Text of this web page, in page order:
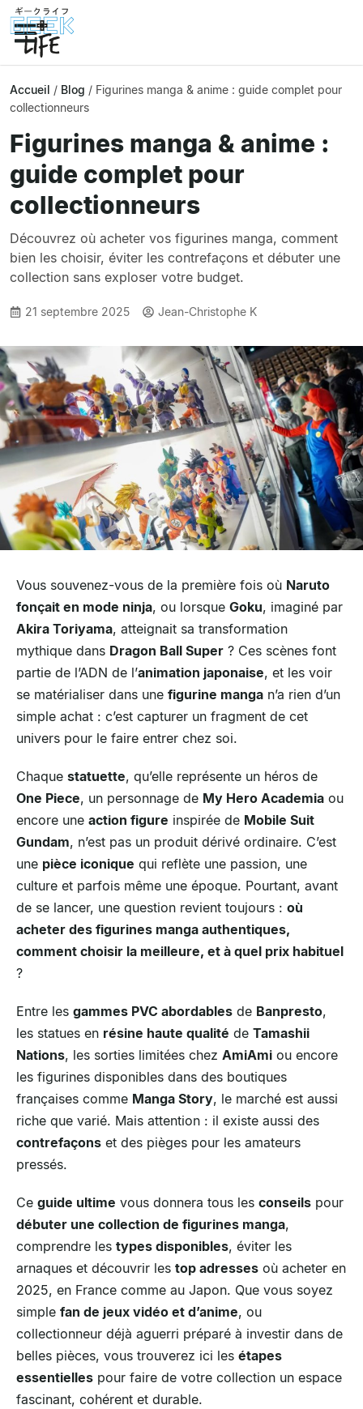
Accueil / Blog / Figurines manga & anime : guide complet pour
collectionneurs
Figurines manga & anime :
guide complet pour
collectionneurs
Découvrez où acheter vos figurines manga, comment
bien les choisir, éviter les contrefaçons et débuter une
collection sans exploser votre budget.
21 septembre 2025 Jean-Christophe K
Vous souvenez-vous de la première fois où Naruto
fonçait en mode ninja, ou lorsque Goku, imaginé par
Akira Toriyama, atteignait sa transformation
mythique dans Dragon Ball Super ? Ces scènes font
partie de l’ADN de l’animation japonaise, et les voir
se matérialiser dans une figurine manga n’a rien d’un
simple achat : c’est capturer un fragment de cet
univers pour le faire entrer chez soi.
Chaque statuette, qu’elle représente un héros de
One Piece, un personnage de My Hero Academia ou
encore une action figure inspirée de Mobile Suit
Gundam, n’est pas un produit dérivé ordinaire. C’est
une pièce iconique qui reflète une passion, une
culture et parfois même une époque. Pourtant, avant
de se lancer, une question revient toujours : où
acheter des figurines manga authentiques,
comment choisir la meilleure, et à quel prix habituel
?
Entre les gammes PVC abordables de Banpresto,
les statues en résine haute qualité de Tamashii
Nations, les sorties limitées chez AmiAmi ou encore
les figurines disponibles dans des boutiques
françaises comme Manga Story, le marché est aussi
riche que varié. Mais attention : il existe aussi des
contrefaçons et des pièges pour les amateurs
pressés.
Ce guide ultime vous donnera tous les conseils pour
débuter une collection de figurines manga,
comprendre les types disponibles, éviter les
arnaques et découvrir les top adresses où acheter en
2025, en France comme au Japon. Que vous soyez
simple fan de jeux vidéo et d’anime, ou
collectionneur déjà aguerri préparé à investir dans de
belles pièces, vous trouverez ici les étapes
essentielles pour faire de votre collection un espace
fascinant, cohérent et durable.